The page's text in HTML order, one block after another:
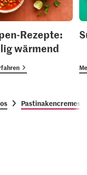
Rezepte:
wärmend